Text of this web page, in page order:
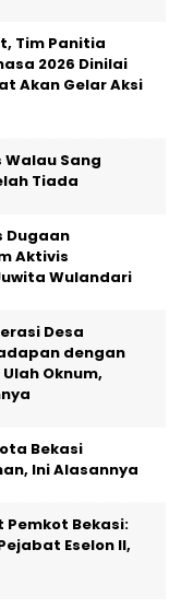
Tim Panitia
2026 Dinilai
Akan Gelar Aksi
Sang
Tiada
Dugaan
Aktivis
Wulandari
Desa
dengan
Oknum,
Bekasi
Ini Alasannya
Bekasi:
Eselon II,